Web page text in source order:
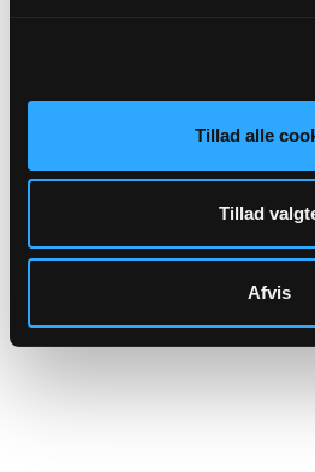
Tillad alle
Tillad
Afvis
Sognets officielle email adresse:
Eller til: